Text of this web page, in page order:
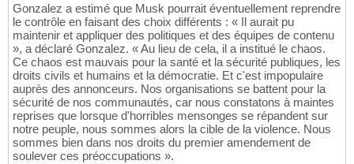
Gonzalez a estimé que Musk pourrait éventuellement reprendre
le contrôle en faisant des choix différents : « Il aurait pu
maintenir et appliquer des politiques et des équipes de contenu
», a déclaré Gonzalez. « Au lieu de cela, il a institué le chaos.
Ce chaos est mauvais pour la santé et la sécurité publiques, les
droits civils et humains et la démocratie. Et c'est impopulaire
auprès des annonceurs. Nos organisations se battent pour la
sécurité de nos communautés, car nous constatons à maintes
reprises que lorsque d'horribles mensonges se répandent sur
notre peuple, nous sommes alors la cible de la violence. Nous
sommes bien dans nos droits du premier amendement de
soulever ces préoccupations ».